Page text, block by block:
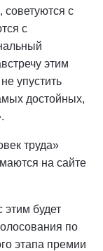
советуются с
с
этим
упустить
достойных,
труда»
на сайте
этим будет
по
этапа премии